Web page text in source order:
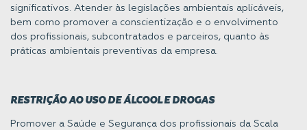
significativos. Atender às legislações ambientais aplicáveis,
bem como promover a conscientização e o envolvimento
dos profissionais, subcontratados e parceiros, quanto às
práticas ambientais preventivas da empresa.
RESTRIÇÃO AO USO DE ÁLCOOL E DROGAS
Promover a Saúde e Segurança dos profissionais da Scala